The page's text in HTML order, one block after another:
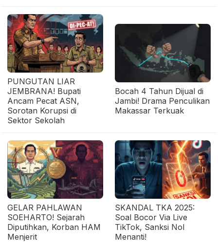
PUNGUTAN LIAR
JEMBRANA! Bupati
Ancam Pecat ASN,
Sorotan Korupsi di
Sektor Sekolah
Bocah 4 Tahun Dijual di
Jambi! Drama Penculikan
Makassar Terkuak
GELAR PAHLAWAN
SOEHARTO! Sejarah
Diputihkan, Korban HAM
Menjerit
SKANDAL TKA 2025:
Soal Bocor Via Live
TikTok, Sanksi Nol
Menanti!